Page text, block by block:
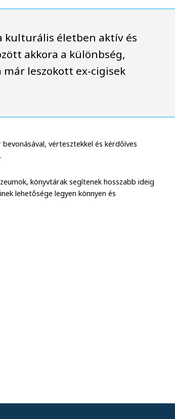
kulturális életben aktív és
akkora a különbség,
leszokott ex-cigisek
vértesztekkel és kérdőíves
könyvtárak segítenek hosszabb ideig
lehetősége legyen könnyen és